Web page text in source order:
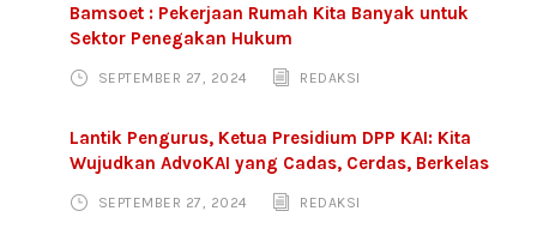
Bamsoet : Pekerjaan Rumah Kita Banyak untuk
Sektor Penegakan Hukum
SEPTEMBER 27, 2024 REDAKSI
Lantik Pengurus, Ketua Presidium DPP KAI: Kita
Wujudkan AdvoKAI yang Cadas, Cerdas, Berkelas
SEPTEMBER 27, 2024 REDAKSI